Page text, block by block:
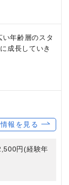
年齢層のスタ
成長していき
報を見る
円(経験年